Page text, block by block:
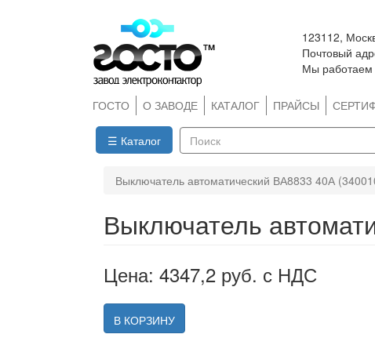
123112,
Почтовый
Мы работаем
ГОСТО О ЗАВОДЕ КАТАЛОГ ПРАЙСЫ
☰ Каталог
Выключатель автоматический ВА8833 40А
Выключатель
Цена: 4347,2 руб. с НДС
В КОРЗИНУ